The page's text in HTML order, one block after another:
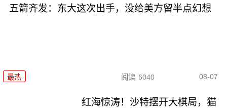
五箭齐发：东大这次出手，没给美方留半点幻想
最热 阅读 6040 08-07
红海惊涛！沙特摆开大棋局，猫